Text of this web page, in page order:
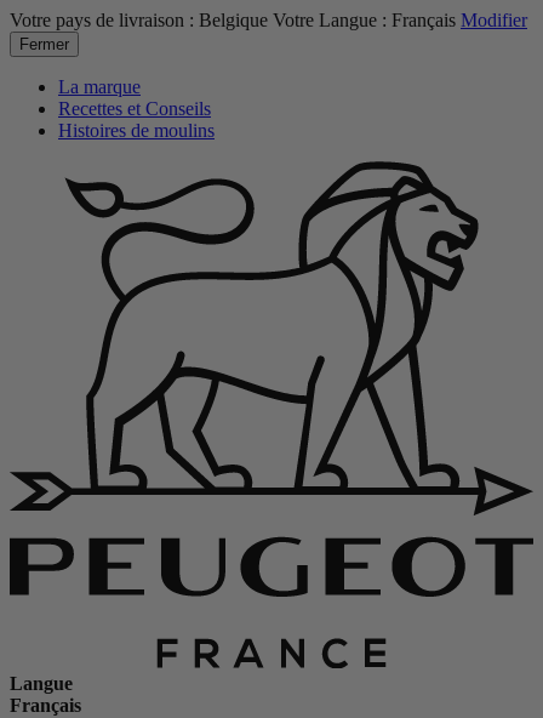
Votre pays de livraison : Belgique Votre Langue : Français Modifier
Fermer
La marque
Recettes et Conseils
Histoires de moulins
Langue
Français